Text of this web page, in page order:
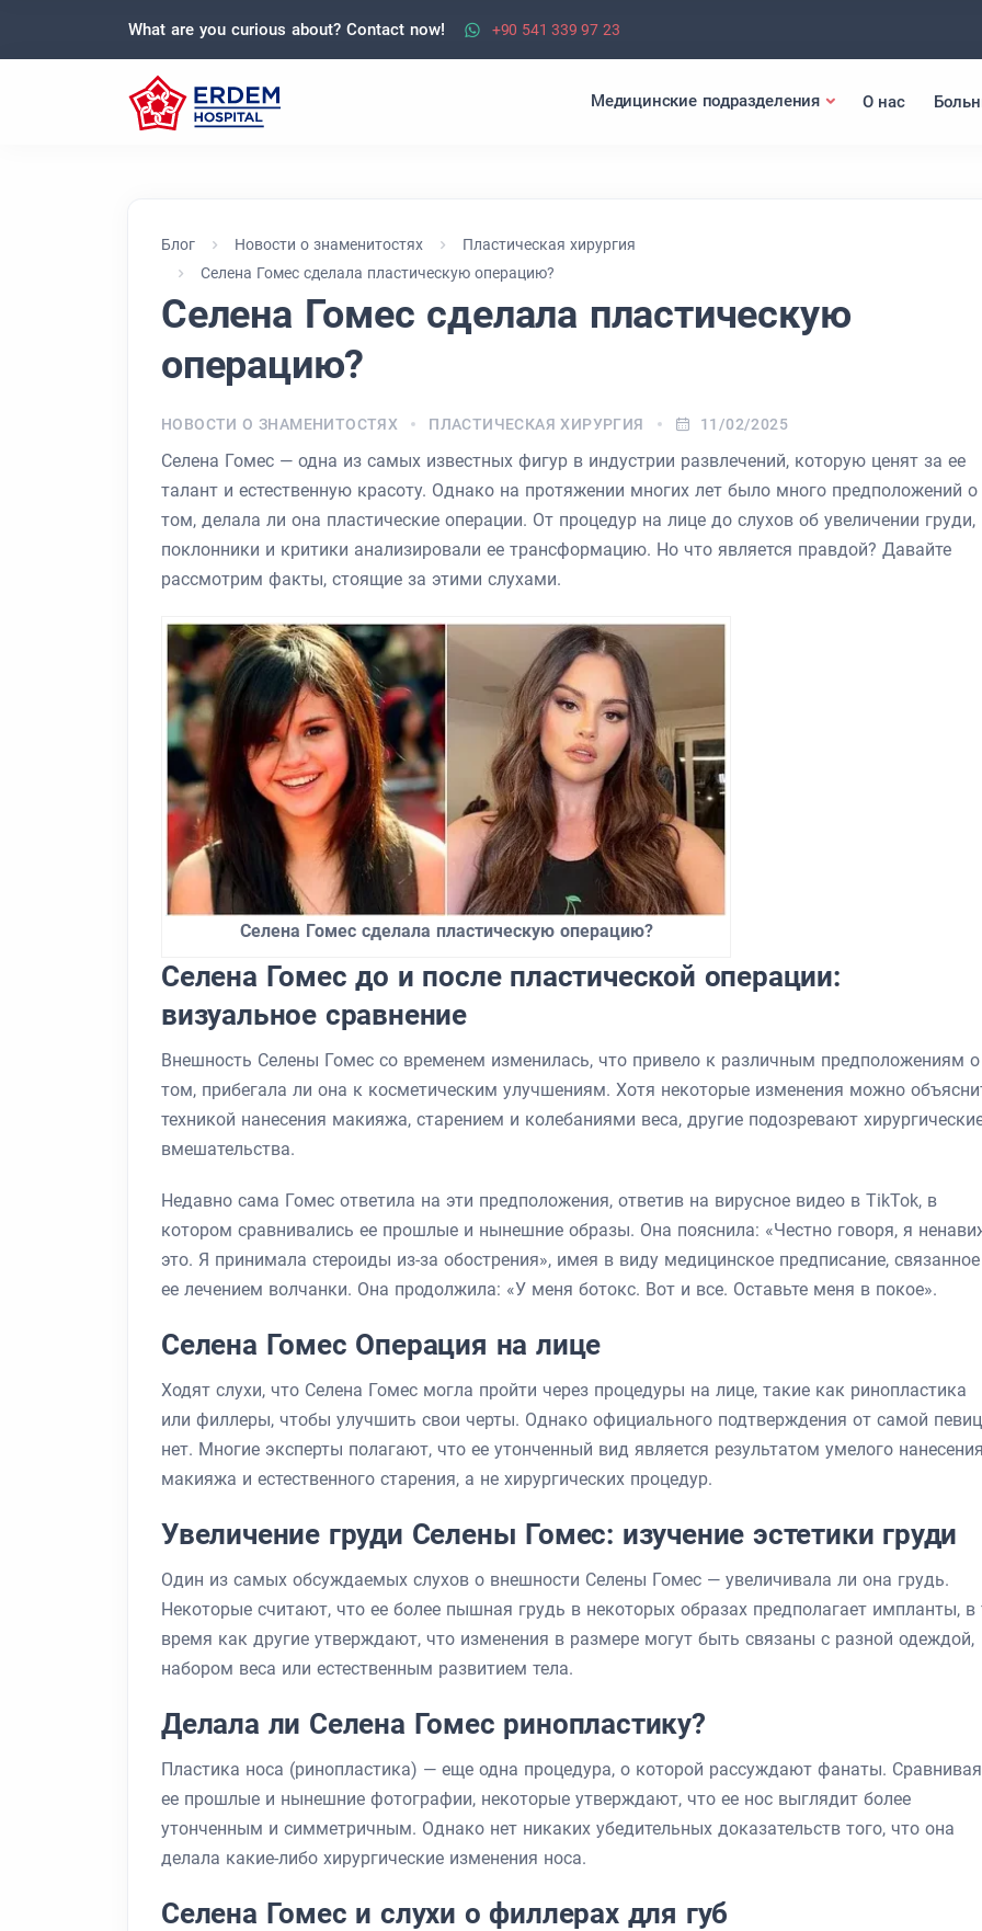
What are you curious about? Contact now! +90 541 339 97 23
Медицинские подразделения О нас
Блог Новости о знаменитостях
Пластическая хирургия
Селена Гомес сделала пластическую операцию?
Селена Гомес сделала пластическую
операцию?
НОВОСТИ О ЗНАМЕНИТОСТЯХ ПЛАСТИЧЕСКАЯ ХИРУРГИЯ 11/02/2025
Селена Гомес — одна из самых известных фигур в индустрии развлечений, которую ценят за ее
талант и естественную красоту. Однако на протяжении многих лет было много предположений о
том, делала ли она пластические операции. От процедур на лице до слухов об увеличении груди,
поклонники и критики анализировали ее трансформацию. Но что является правдой? Давайте
рассмотрим факты, стоящие за этими слухами.
Селена Гомес сделала пластическую операцию?
Селена Гомес до и после пластической операции:
визуальное сравнение
Внешность Селены Гомес со временем изменилась, что привело к различным предположениям о
том, прибегала ли она к косметическим улучшениям. Хотя некоторые изменения можно
техникой нанесения макияжа, старением и колебаниями веса, другие подозревают
вмешательства.
Недавно сама Гомес ответила на эти предположения, ответив на вирусное видео в TikTok, в
котором сравнивались ее прошлые и нынешние образы. Она пояснила: «Честно говоря, я
это. Я принимала стероиды из-за обострения», имея в виду медицинское предписание,
ее лечением волчанки. Она продолжила: «У меня ботокс. Вот и все. Оставьте меня в покое».
Селена Гомес Операция на лице
Ходят слухи, что Селена Гомес могла пройти через процедуры на лице, такие как ринопластика
или филлеры, чтобы улучшить свои черты. Однако официального подтверждения от самой
нет. Многие эксперты полагают, что ее утонченный вид является результатом умелого нанесения
макияжа и естественного старения, а не хирургических процедур.
Увеличение груди Селены Гомес: изучение эстетики груди
Один из самых обсуждаемых слухов о внешности Селены Гомес — увеличивала ли она грудь.
Некоторые считают, что ее более пышная грудь в некоторых образах предполагает импланты, в
время как другие утверждают, что изменения в размере могут быть связаны с разной одеждой,
набором веса или естественным развитием тела.
Делала ли Селена Гомес ринопластику?
Пластика носа (ринопластика) — еще одна процедура, о которой рассуждают фанаты. Сравнивая
ее прошлые и нынешние фотографии, некоторые утверждают, что ее нос выглядит более
утонченным и симметричным. Однако нет никаких убедительных доказательств того, что она
делала какие-либо хирургические изменения носа.
Селена Гомес и слухи о филлерах для губ